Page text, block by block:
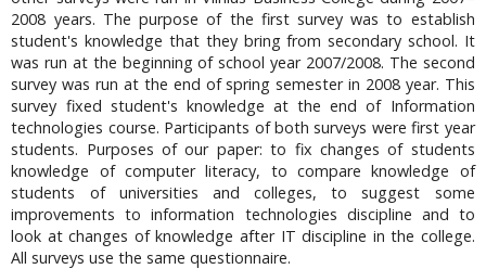
2008 years. The purpose of the first survey was to establish
student's knowledge that they bring from secondary school. It
was run at the beginning of school year 2007/2008. The second
survey was run at the end of spring semester in 2008 year. This
survey fixed student's knowledge at the end of Information
technologies course. Participants of both surveys were first year
students. Purposes of our paper: to fix changes of students
knowledge of computer literacy, to compare knowledge of
students of universities and colleges, to suggest some
improvements to information technologies discipline and to
look at changes of knowledge after IT discipline in the college.
All surveys use the same questionnaire.